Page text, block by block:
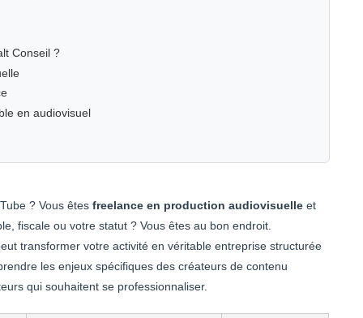
Conseil ?
en audiovisuel
? Vous êtes freelance en production audiovisuelle et
fiscale ou votre statut ? Vous êtes au bon endroit.
transformer votre activité en véritable entreprise structurée
les enjeux spécifiques des créateurs de contenu
qui souhaitent se professionnaliser.